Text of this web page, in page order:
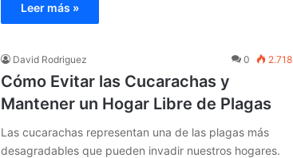
Leer más »
David Rodriguez 0 2.718
Cómo Evitar las Cucarachas y
Mantener un Hogar Libre de Plagas
Las cucarachas representan una de las plagas más
desagradables que pueden invadir nuestros hogares.